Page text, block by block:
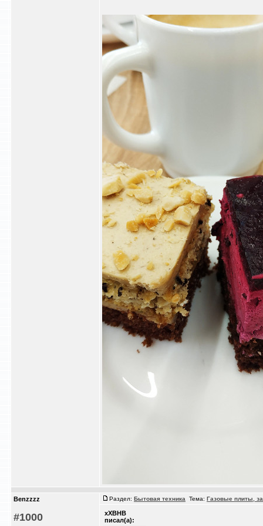
Benzzzz
#1000
Раздел: Бытовая техника Тема: Газовые плиты,
xXBHB
писал(а):